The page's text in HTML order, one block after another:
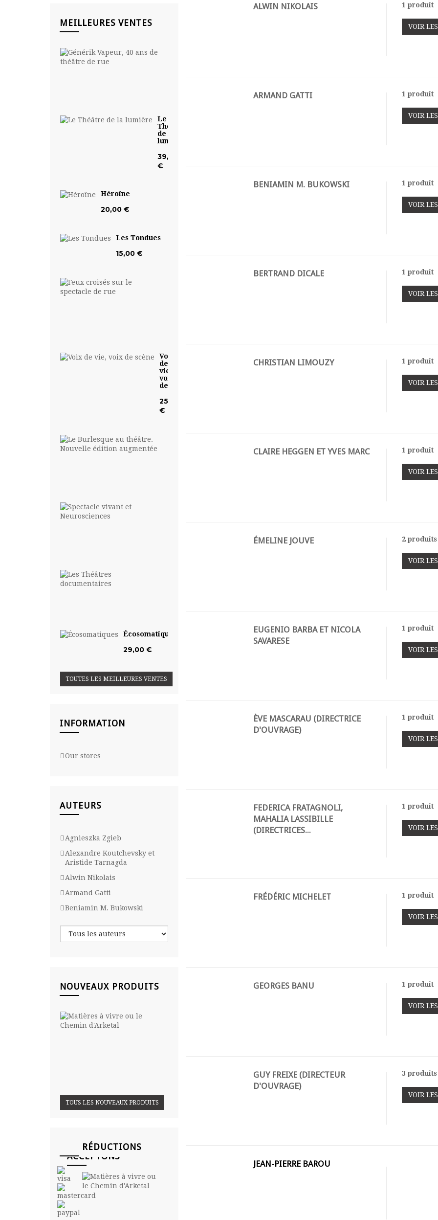
MEILLEURES VENTES
Le
Théâtre
de la
lumière
39,50
€
Héroïne
20,00 €
Les Tondues
15,00 €
Voix
de
vie,
voix
de...
25,00
€
Écosomatiques
29,00 €
TOUTES LES MEILLEURES VENTES
INFORMATION
Our stores
AUTEURS
Agnieszka Zgieb
Alexandre Koutchevsky et
Aristide Tarnagda
Alwin Nikolais
Armand Gatti
Beniamin M. Bukowski
NOUVEAUX PRODUITS
TOUS LES NOUVEAUX PRODUITS
NOUS
ACCEPTONS
RÉDUCTIONS
ALWIN NIKOLAIS 1 produit
VOIR
ARMAND GATTI 1 produit
VOIR
BENIAMIN M. BUKOWSKI 1 produit
VOIR
BERTRAND DICALE 1 produit
VOIR
CHRISTIAN LIMOUZY 1 produit
VOIR
CLAIRE HEGGEN ET YVES MARC 1 produit
VOIR
ÉMELINE JOUVE 2 produits
VOIR
EUGENIO BARBA ET NICOLA
SAVARESE
1 produit
VOIR
ÈVE MASCARAU (DIRECTRICE
D'OUVRAGE)
1 produit
VOIR
FEDERICA FRATAGNOLI,
MAHALIA LASSIBILLE
(DIRECTRICES...
1 produit
VOIR
FRÉDÉRIC MICHELET 1 produit
VOIR
GEORGES BANU 1 produit
VOIR
GUY FREIXE (DIRECTEUR
D'OUVRAGE)
3 produits
VOIR
JEAN-PIERRE BAROU